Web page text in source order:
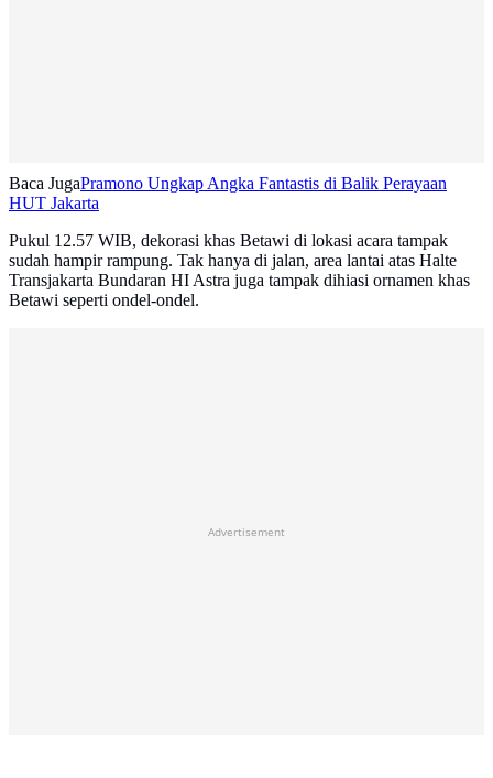
Baca JugaPramono Ungkap Angka Fantastis di Balik Perayaan
HUT Jakarta
Pukul 12.57 WIB, dekorasi khas Betawi di lokasi acara tampak
sudah hampir rampung. Tak hanya di jalan, area lantai atas Halte
Transjakarta Bundaran HI Astra juga tampak dihiasi ornamen khas
Betawi seperti ondel-ondel.
Advertisement